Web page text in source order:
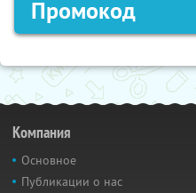
Промокод
Компания
Основное
Публикации о нас